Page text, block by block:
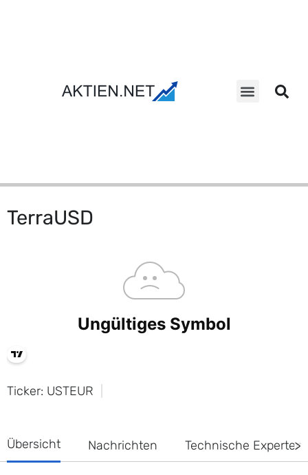
TerraUSD
Ticker: USTEUR
Übersicht Nachrichten Technische